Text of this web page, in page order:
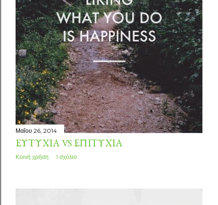
Μαΐου 26, 2014
ΕΥΤΥΧΊΑ VS ΕΠΙΤΥΧΊΑ
Κοινή χρήση 1 σχόλιο